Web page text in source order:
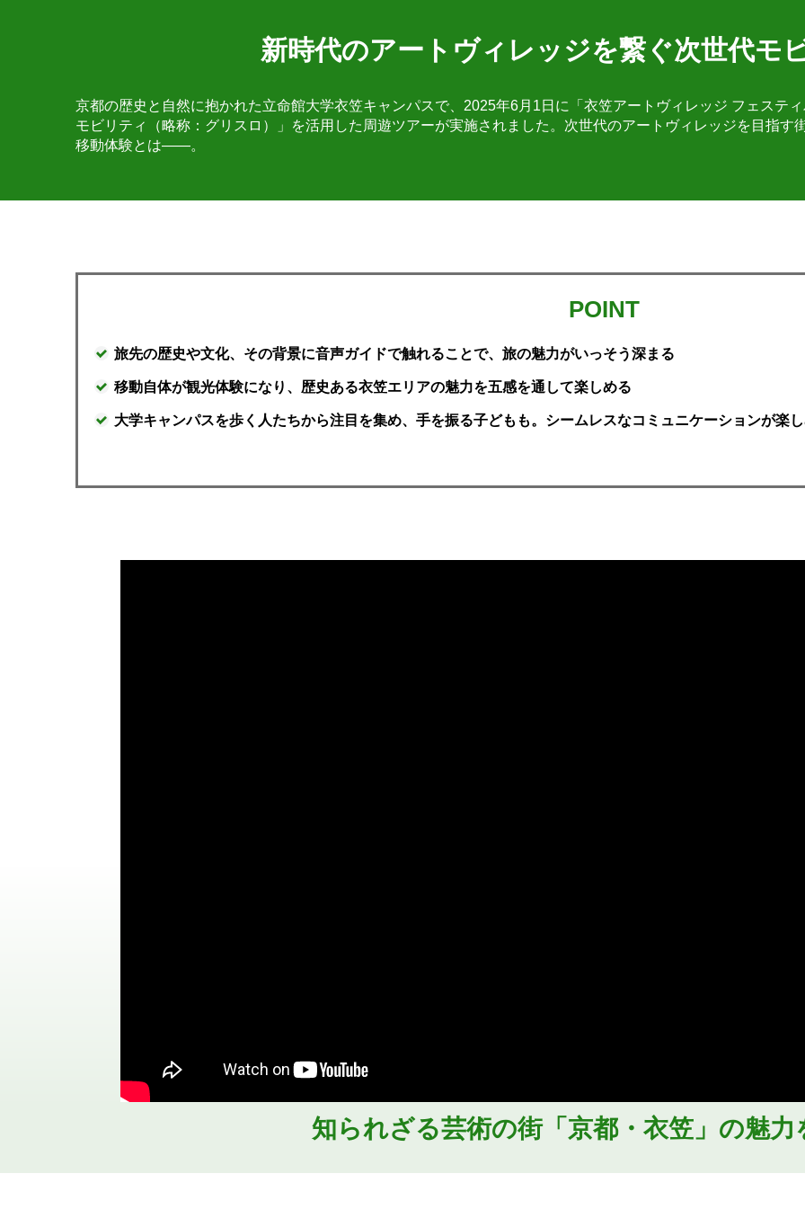
新時代のアートヴィレッジを繋ぐ次世代モ
京都の歴史と自然に抱かれた立命館大学衣笠キャンパスで、2025年6月1日に「衣笠アートヴィレッジ フェステ
モビリティ（略称：グリスロ）」を活用した周遊ツアーが実施されました。次世代のアートヴィレッジを目指す
移動体験とは――。
POINT
旅先の歴史や文化、その背景に音声ガイドで触れることで、旅の魅力がいっそう深まる
移動自体が観光体験になり、歴史ある衣笠エリアの魅力を五感を通して楽しめる
大学キャンパスを歩く人たちから注目を集め、手を振る子どもも。シームレスなコミュニケーションが楽
知られざる芸術の街「京都・衣笠」の魅力